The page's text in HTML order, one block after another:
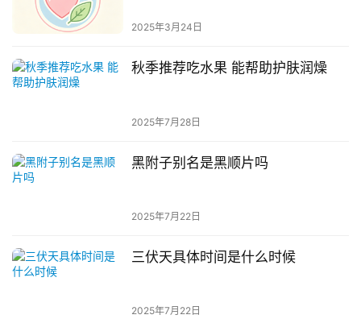
2025年3月24日
秋季推荐吃水果 能帮助护肤润燥
2025年7月28日
黑附子别名是黑顺片吗
2025年7月22日
三伏天具体时间是什么时候
2025年7月22日